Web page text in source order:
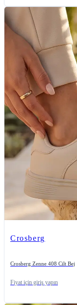
Crosberg
Crosberg Zenne 408 Cilt Bej
Fiyat için giriş yapın